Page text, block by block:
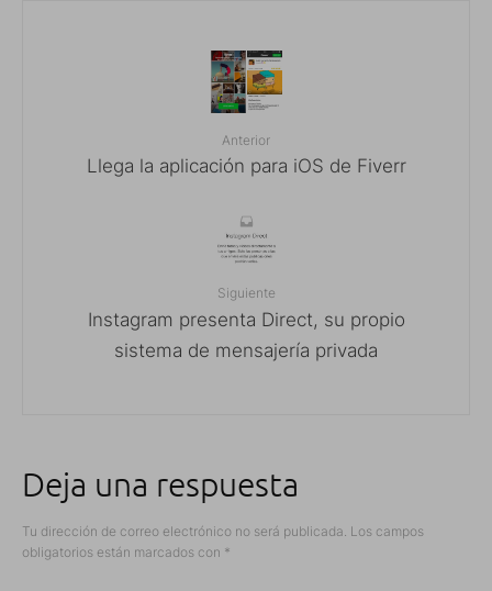
Anterior
Llega la aplicación para iOS de Fiverr
Siguiente
Instagram presenta Direct, su propio
sistema de mensajería privada
Deja una respuesta
Tu dirección de correo electrónico no será publicada. Los campos
obligatorios están marcados con *